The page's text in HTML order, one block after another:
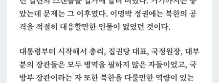
았는데 문제는 그 이후였다. 이명박 정권에는 북한의 공
격을 적절히 대응할만한 인물이 없었던 것이다.
대통령부터 시작해서 총리, 집권당 대표, 국정원장, 대부
분의 장관들은 모두 병역을 필하지 않은 자들이었고, 국
방부 장관이라는 자 또한 북한을 다룰만한 역량이 있는